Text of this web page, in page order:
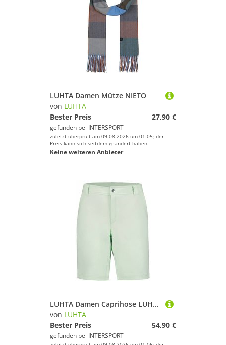
LUHTA Damen Mütze NIETO
von LUHTA
Bester Preis
27,90 €
gefunden bei INTERSPORT
zuletzt überprüft am 09.08.2026 um 01:05; der
Preis kann sich seitdem geändert haben.
Keine weiteren Anbieter
LUHTA Damen Caprihose LUHTA INNALA
von LUHTA
Bester Preis
54,90 €
gefunden bei INTERSPORT